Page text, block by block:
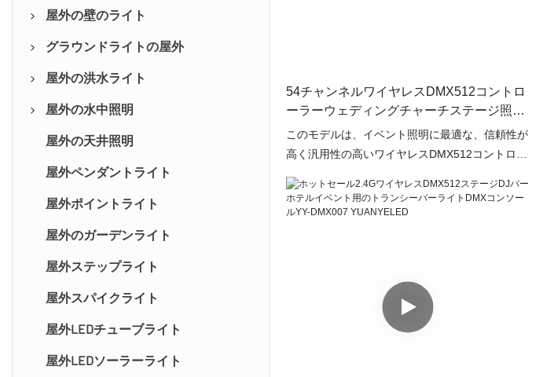
組み込みAC/DCドライバー
外部AC/DCドライバー
屋外の壁のライト
線形表面マウント
丸い表面マウント
正方形の表面マウント
グラウンドライトの屋外
レンガ造りのライト
ライトビーム調整可能
四角
ラウンド
リニア
屋外の洪水ライト
線形スポットライト
丸いスポットライト
正方形のスポットライト
屋外の水中照明
噴水灯
埋め込まれたマウントライト
表面マウント
プールライト
屋外の天井照明
屋外ペンダントライト
屋外ポイントライト
屋外のガーデンライト
屋外ステップライト
屋外スパイクライト
屋外LEDチューブライト
屋外LEDソーラーライト
54チャンネルワイヤレスDMX512コントロ
ーラーウェディングチャーチステージ照明
用バッテリーに組み込まれたスポットライ
トYY-DMX014
このモデルは、イベント照明に最適な、信頼性が
高く汎用性の高いワイヤレスDMX512コントロー
ネルワイヤレスDMX512コントローラースポット
ライト（YY-DMX013）をぜひお試しください。
えたこのコントローラーは、照明設定を幅広く制
御できるため、魅力的でダイナミックな照明演出